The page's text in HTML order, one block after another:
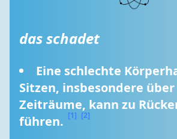
das schadet
Eine schlechte
Sitzen, insbesondere
Zeiträume, kann zu
führen. [1] [2]